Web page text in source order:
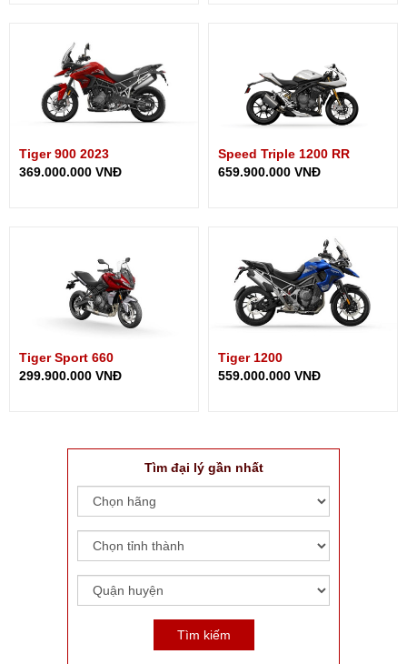
Tiger 900 2023
369.000.000 VNĐ
Speed Triple 1200 RR
659.900.000 VNĐ
Tiger Sport 660
299.900.000 VNĐ
Tiger 1200
559.000.000 VNĐ
Tìm đại lý gần nhất